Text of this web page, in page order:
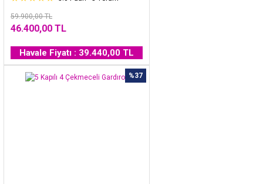
59.900,00 TL
46.400,00 TL
Havale Fiyatı : 39.440,00 TL
%37